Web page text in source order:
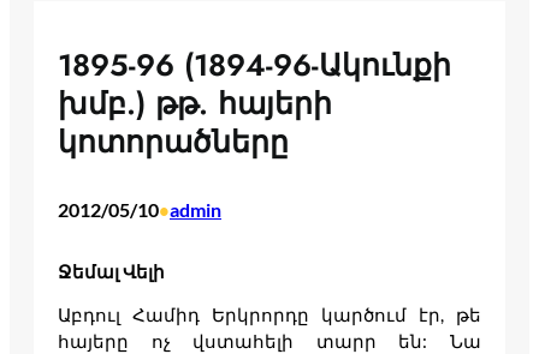
1895-96 (1894-96-Ակունքի
խմբ.) թթ. հայերի
կոտորածները
2012/05/10•admin
Ջեմալ Վելի
Աբդուլ Համիդ Երկրորդը կարծում էր, թե
հայերը ոչ վստահելի տարր են: Նա